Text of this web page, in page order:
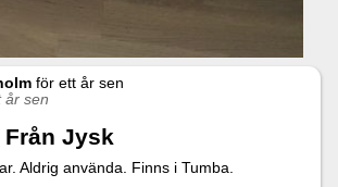
för ett år sen
år sen
Jysk
Aldrig använda. Finns i Tumba.